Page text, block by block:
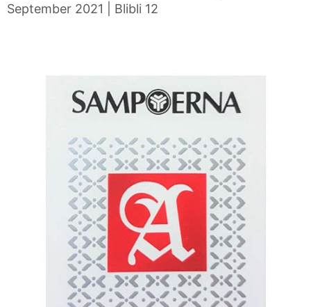
September 2021 | Blibli 12